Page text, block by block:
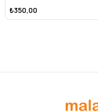
₺350,00